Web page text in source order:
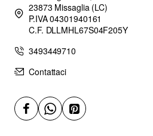
23873 Missaglia (LC)
P.IVA 04301940161
C.F. DLLMHL67S04F205Y
3493449710
Contattaci